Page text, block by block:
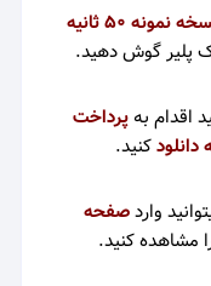
نسخه نمونه ۵۰ ثانیه
پلیر گوش دهید.
اقدام به پرداخت
دانلودکنید.
واردصفحه
مشاهده کنید.